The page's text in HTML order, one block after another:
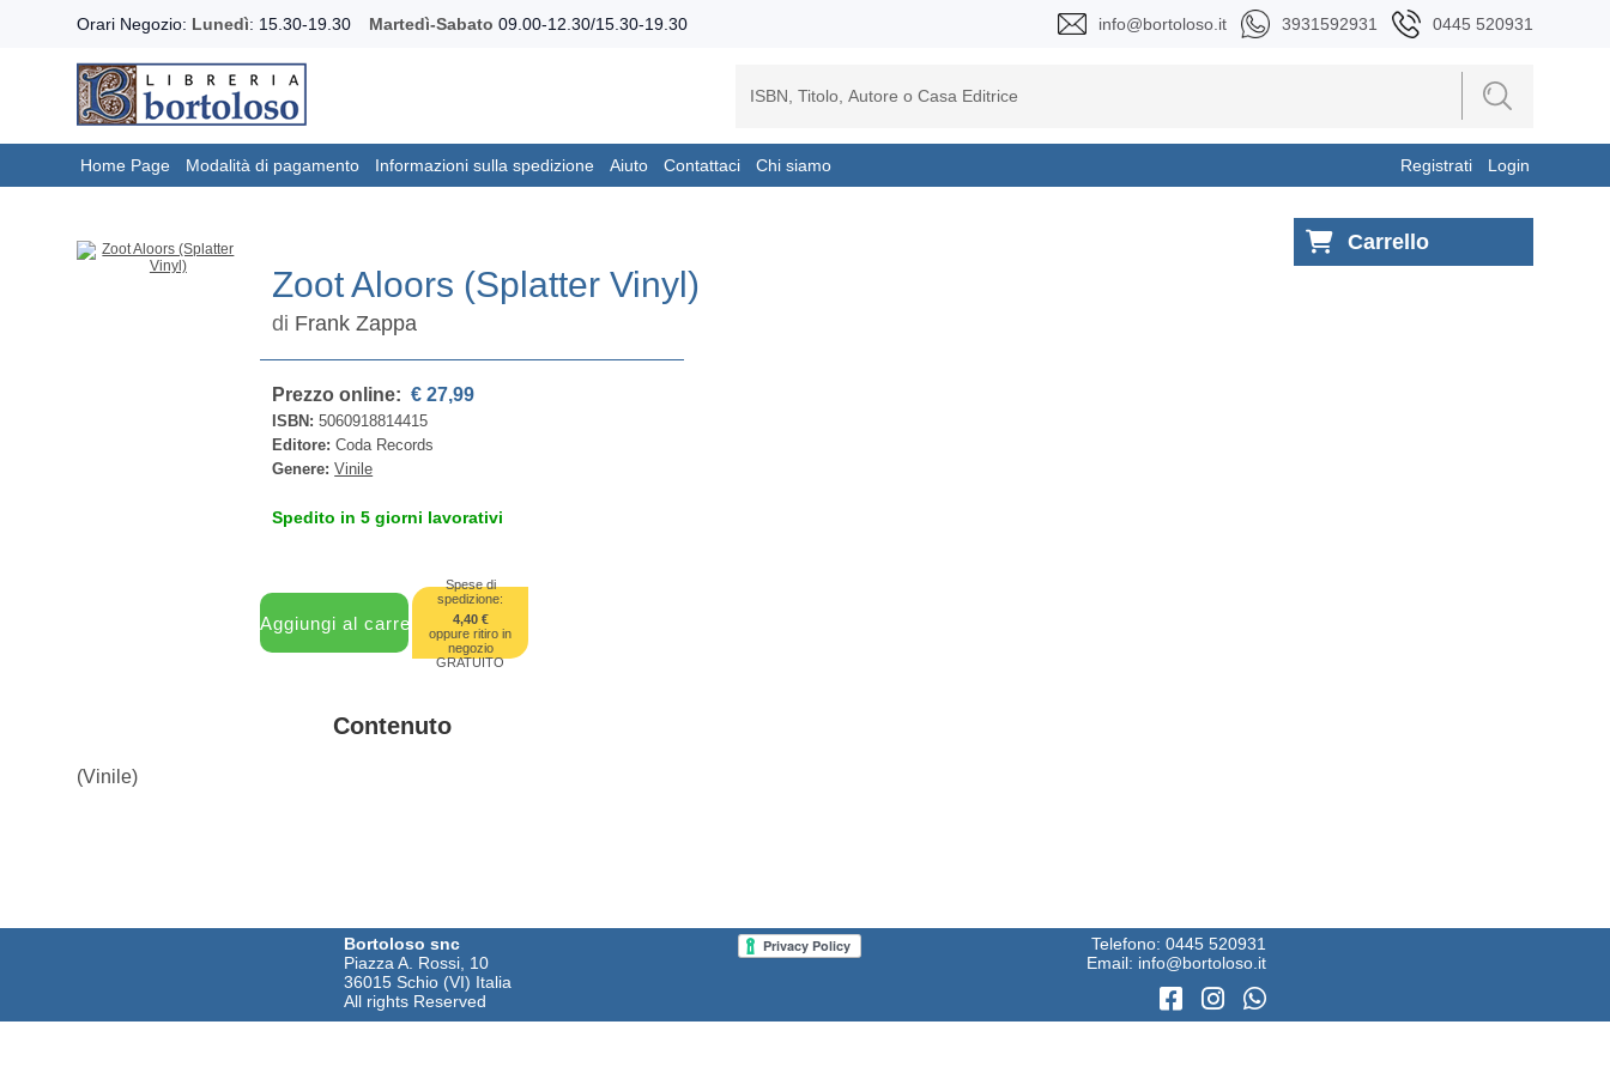
Orari Negozio: Lunedì: 15.30-19.30 Martedì-Sabato 09.00-12.30/15.30-19.30 info@bortoloso.it 3931592931 0445 520931
Home Page Modalità di pagamento Informazioni sulla spedizione Aiuto Contattaci Chi siamo Registrati Login
Zoot Aloors (Splatter Vinyl)
di Frank Zappa
Prezzo online: € 27,99
ISBN:5060918814415
Editore:Coda Records
Genere:Vinile
Spedito in 5 giorni lavorativi
Spese di
spedizione:
4,40 €
oppure ritiro in
negozio
GRATUITO
Contenuto
(Vinile)
Carrello
Bortoloso snc
Piazza A. Rossi, 10
36015 Schio (VI) Italia
All rights Reserved
Telefono: 0445 520931
Email: info@bortoloso.it